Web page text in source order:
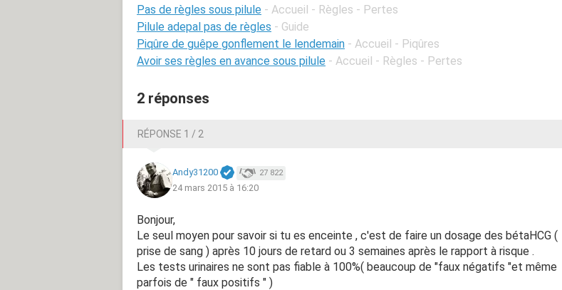
Pas de règles sous pilule - Accueil - Règles - Pertes
Pilule adepal pas de règles - Guide
Piqûre de guêpe gonflement le lendemain - Accueil - Piqûres
Avoir ses règles en avance sous pilule - Accueil - Règles - Pertes
2 réponses
RÉPONSE 1 / 2
Andy31200 27 822
24 mars 2015 à 16:20
Bonjour,
Le seul moyen pour savoir si tu es enceinte , c'est de faire un dosage des bétaHCG (
prise de sang ) après 10 jours de retard ou 3 semaines après le rapport à risque .
Les tests urinaires ne sont pas fiable à 100%( beaucoup de "faux négatifs "et même
parfois de " faux positifs " )